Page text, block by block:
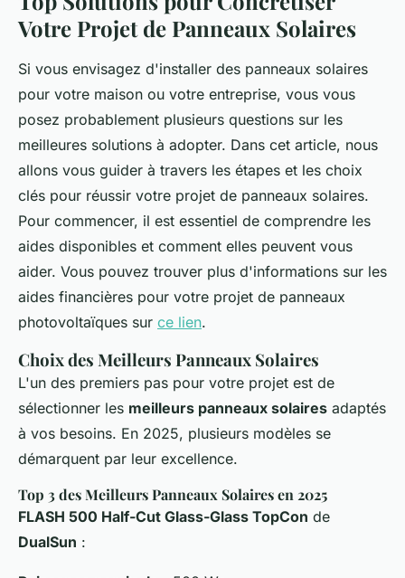
votre projet de panneaux
solaires
Mélina 13 mars 2025 • 5 min de lecture
Votre Projet de Panneaux Solaires
Si vous envisagez d'installer des panneaux solaires
pour votre maison ou votre entreprise, vous vous
posez probablement plusieurs questions sur les
meilleures solutions à adopter. Dans cet article, nous
allons vous guider à travers les étapes et les choix
clés pour réussir votre projet de panneaux solaires.
Pour commencer, il est essentiel de comprendre les
aides disponibles et comment elles peuvent vous
aider. Vous pouvez trouver plus d'informations sur les
aides financières pour votre projet de panneaux
photovoltaïques sur ce lien.
Choix des Meilleurs Panneaux Solaires
L'un des premiers pas pour votre projet est de
sélectionner les meilleurs panneaux solaires adaptés
à vos besoins. En 2025, plusieurs modèles se
démarquent par leur excellence.
Top 3 des Meilleurs Panneaux Solaires en 2025
FLASH 500 Half-Cut Glass-Glass TopCon de
DualSun :